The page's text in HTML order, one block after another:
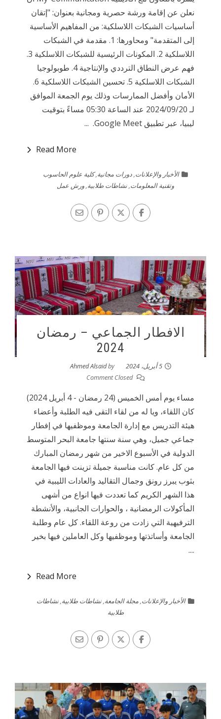
نعلن عن إقامة ورشة حصرية ومجانية بعنوان: "إتقان
أساسيات الشبكات اللاسلكية: من المفاهيم الأساسية
إلى المتقدمة" ومحاورها: 1. مقدمة في الشبكات
اللاسلكية 2. المكونات الرئيسية للشبكات اللاسلكية 3.
فهم عرض النطاق الترددي والإنتاجية 4. طوبولوجيا
الشبكات اللاسلكية 5. تحسين الشبكات اللاسلكية 6.
الأمان وأفضل الممارسات وذلك يوم الجمعة الموافق
لـ 2024/09/20 عند الساعة 05:30 مساءً بتوقيت
ليبيا، عبر تطبيق Google Meet. ...
Read More
الأخبار والإعلانات,دورات مجانية,كلية علوم الحاسوب
وتقنية المعلومات,نشاطات طلابية,ورش عمل
الافطار الجماعي – رمضان
2024
5 أبريل، 2024 by
Ahmed Alsaid
Comment Closed
مساء يوم أمس الخميس (24 رمضان - 4 أبريل 2024)
كان اللقاء، ويا له من لقاء التقى فيه الطلبة وأعضاء
هيئة التدريس مع إدارة الجامعة وموظفيها في إفطار
جماعي جميل، وهي سنة سنتها جامعة البحر المتوسط
الدولية في الأسبوع الاخير من شهر رمضان المبارك
من كل عام. كانت مناسبة جميلة تزينت فيها الجامعة
بثوب يبرز رونق وجمال التقاليد والعادات الليبية في
هذا الشهر الكريم كما تعددت فيها انواع من أشهى
المأكولات الرمضانية ، والحوارات الجانبية، والأنشطة
الترفيهية التي زادت من روعة اللقاء. كل عام وطلبة
الجامعة وأساتذتها وموظفيها وكل العاملين فيها بخير
....
Read More
الأخبار والإعلانات,مجلة الجامعة,نشاطات طلابية,نشاطات
طلابية